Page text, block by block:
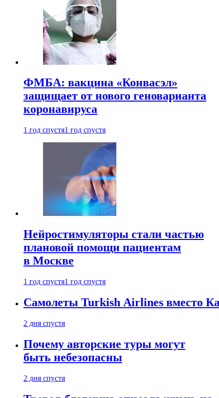
ФМБА: вакцина «Конвасэл»
защищает от нового геноварианта
коронавируса
1 год спустя1 год спустя
Нейростимуляторы стали частью
плановой помощи пациентам
в Москве
1 год спустя1 год спустя
Самолеты Turkish Airlines вместо
2 дня спустя
Почему авторские туры могут
быть небезопасны
2 дня спустя